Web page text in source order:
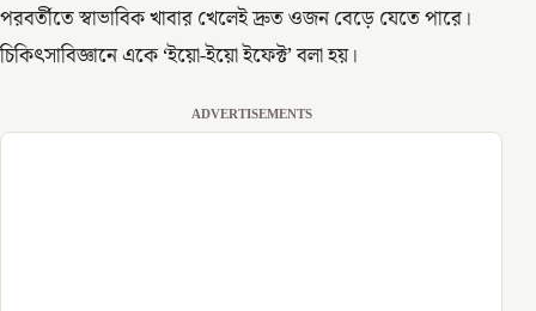
পরবর্তীতে স্বাভাবিক খাবার খেলেই দ্রুত ওজন বেড়ে যেতে পারে।
চিকিৎসাবিজ্ঞানে একে ‘ইয়ো-ইয়ো ইফেক্ট’ বলা হয়।
ADVERTISEMENTS